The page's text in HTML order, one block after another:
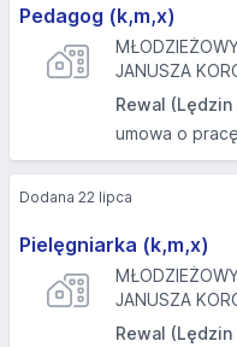
Pedagog (k,m,x)
JANUSZA
Rewal
umowa o pracę
Pielęgniarka (k,m,x)
JANUSZA
Rewal
Dodana 22 lipca